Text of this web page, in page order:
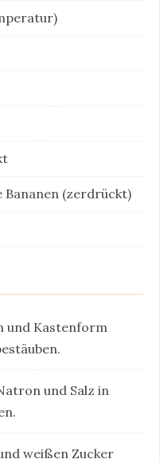
(zerdrückt)
und Kastenform
und Salz in
weißen Zucker